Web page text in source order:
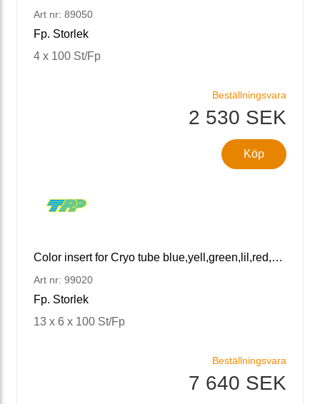
Art nr: 89050
Fp. Storlek
4 x 100 St/Fp
Beställningsvara
2 530 SEK
Köp
Color insert for Cryo tube blue,yell,green,lil,red,white
Art nr: 99020
Fp. Storlek
13 x 6 x 100 St/Fp
Beställningsvara
7 640 SEK